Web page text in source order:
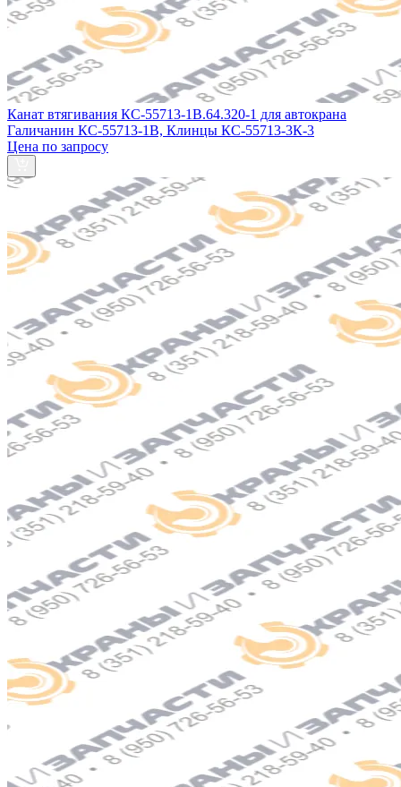
Канат втягивания КС-55713-1В.64.320-1 для автокрана
Галичанин КС-55713-1В, Клинцы КС-55713-3К-3
Цена по запросу